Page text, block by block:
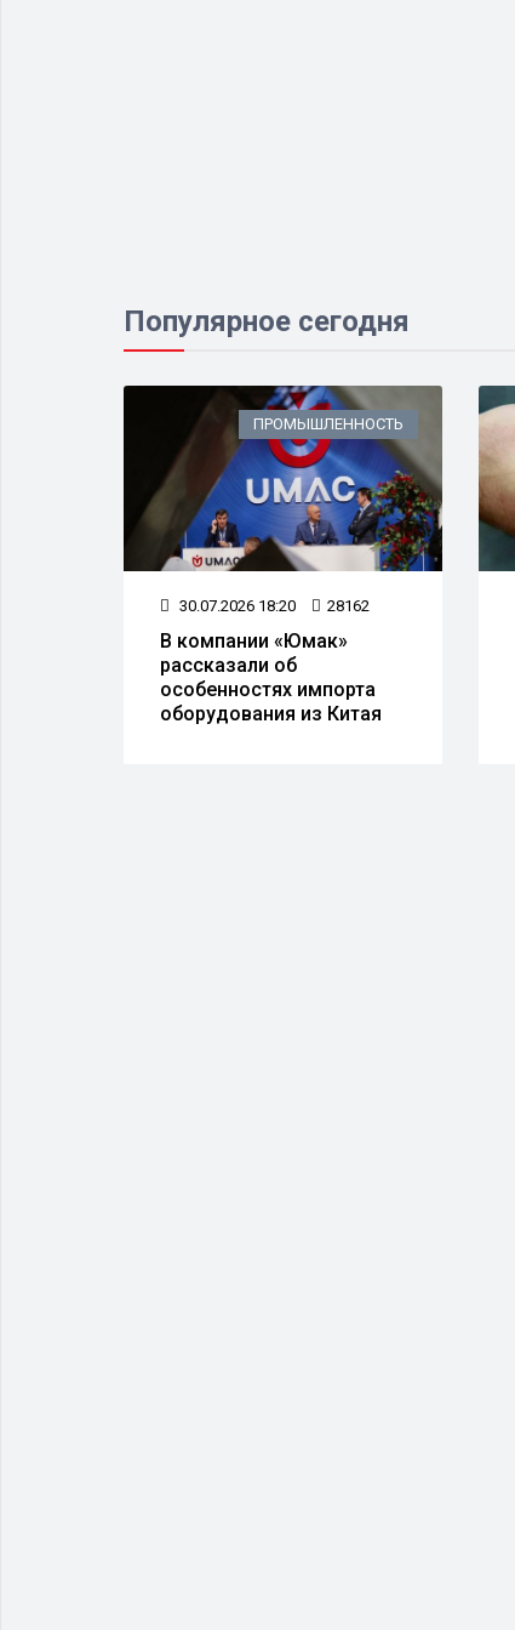
Популярное сегодня
ПРОМЫШЛЕННОСТЬ
30.07.2026 18:20 28162
В компании «Юмак»
рассказали об
особенностях импорта
оборудования из Китая